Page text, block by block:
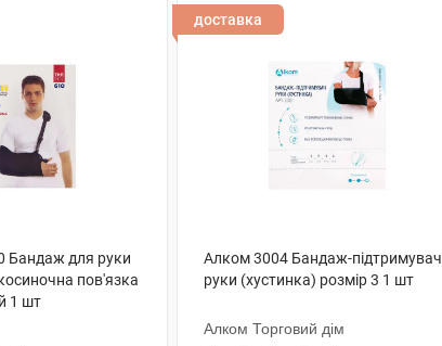
Бандаж для руки
пов'язка
1 шт
доставка
Алком 3004 Бандаж-підтримувач
руки (хустинка) розмір 3 1 шт
Алком Торговий дім